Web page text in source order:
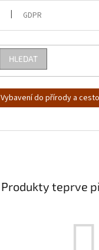
GDPR
HLEDAT
Vybavení do přírody a
Produkty teprve